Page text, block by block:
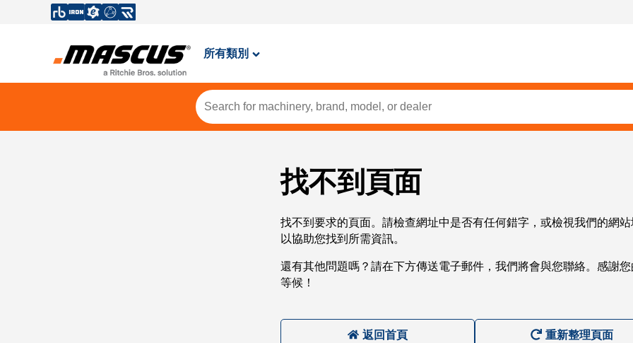
所有類別
找不到頁面
找不到要求的頁面。請檢查網址中是否有任何錯字，或檢視我們的網
以協助您找到所需資訊。
還有其他問題嗎？請在下方傳送電子郵件，我們將會與您聯絡。感謝
等候！
返回首頁 重新整理頁面